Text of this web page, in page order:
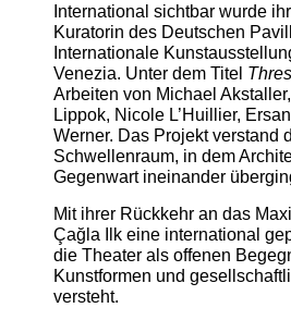
International sichtbar wurde
Kuratorin des Deutschen
Internationale
Venezia. Unter dem Titel
Arbeiten von Michael
Lippok, Nicole L’Huillier,
Werner. Das Projekt verstand
Schwellenraum, in dem
Gegenwart ineinander
Mit ihrer Rückkehr an das
Çağla Ilk eine international
die Theater als offenen
Kunstformen und
versteht.